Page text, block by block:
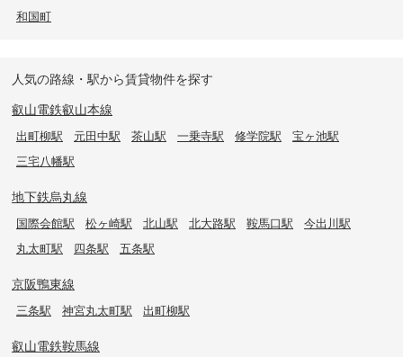
和国町
人気の路線・駅から賃貸物件を探す
叡山電鉄叡山本線
出町柳駅 元田中駅 茶山駅 一乗寺駅 修学院駅
宝ヶ池駅
三宅八幡駅
地下鉄烏丸線
国際会館駅 松ヶ崎駅 北山駅 北大路駅 鞍馬口駅
今出川駅
丸太町駅
四条駅 五条駅
京阪鴨東線
三条駅 神宮丸太町駅 出町柳駅
叡山電鉄鞍馬線